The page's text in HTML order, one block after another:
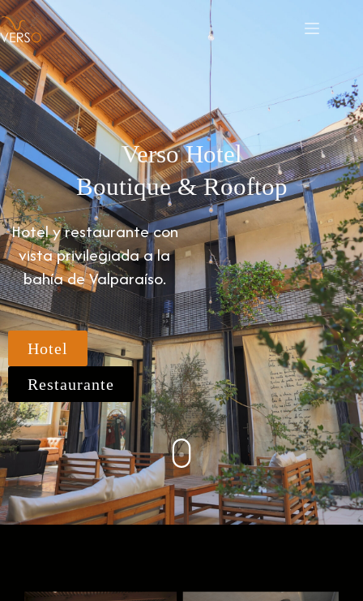
Verso Hotel
Boutique & Rooftop
Hotel y restaurante con
vista privilegiada a la
bahía deValparaíso.
Hotel
Restaurante